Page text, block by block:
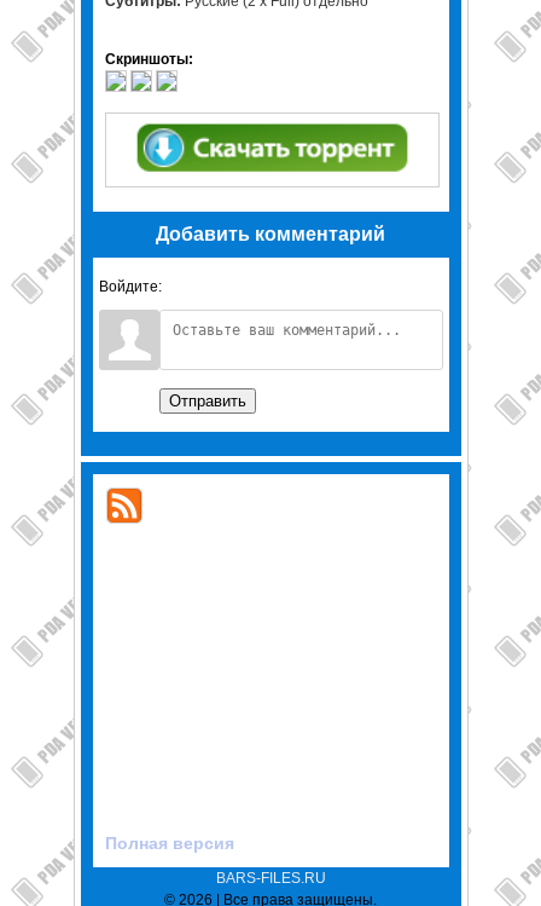
Скриншоты:
Добавить комментарий
Войдите:
Отправить
Полная версия
BARS-FILES.RU
© 2026 | Все права защищены.